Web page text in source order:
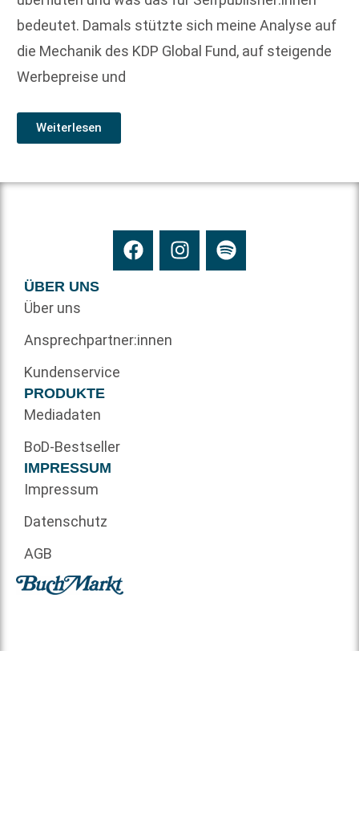
bedeutet. Damals stützte sich meine Analyse auf
die Mechanik des KDP Global Fund, auf steigende
Werbepreise und
Weiterlesen
ÜBER UNS
Über uns
Ansprechpartner:innen
Kundenservice
PRODUKTE
Mediadaten
BoD-Bestseller
IMPRESSUM
Impressum
Datenschutz
AGB